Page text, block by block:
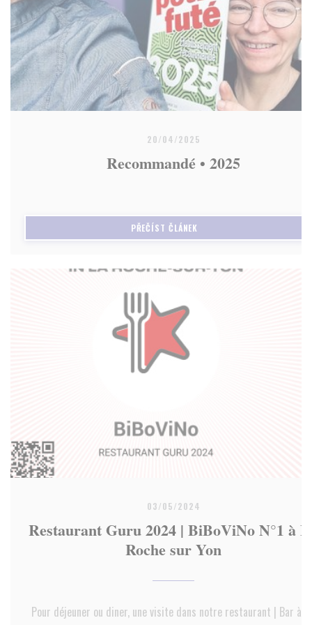
20/04/2025
Recommandé • 2025
PŘEČÍST ČLÁNEK
03/05/2024
Restaurant Guru 2024 | BiBoViNo N°1 à
Roche sur Yon
Pour déjeuner ou diner, une visite dans notre restaurant | Bar à